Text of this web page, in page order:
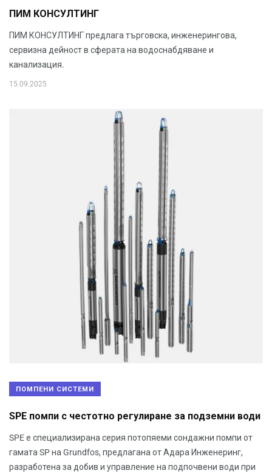
ПИМ КОНСУЛТИНГ
ПИМ КОНСУЛТИНГ предлага търговска, инженерингова,
сервизна дейност в сферата на водоснабдяване и
канализация.
15.09.2025
ПОМПЕНИ СИСТЕМИ
SPE помпи с честотно регулиране за подземни води
SPE е специализирана серия потопяеми сондажни помпи от
гамата SP на Grundfos, предлагана от Адара Инженеринг,
разработена за добив и управление на подпочвени води при